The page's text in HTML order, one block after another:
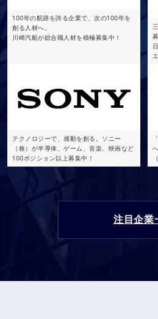
100年の航跡を誇る企業で、次の100年を
創る人材へ。
川崎汽船が総合職人材を積極募集中！
テクノロジーで、感動を創る。ソニー
（株）が半導体、ゲーム、音楽、映画など
100ポジション以上募集中！
注目企業